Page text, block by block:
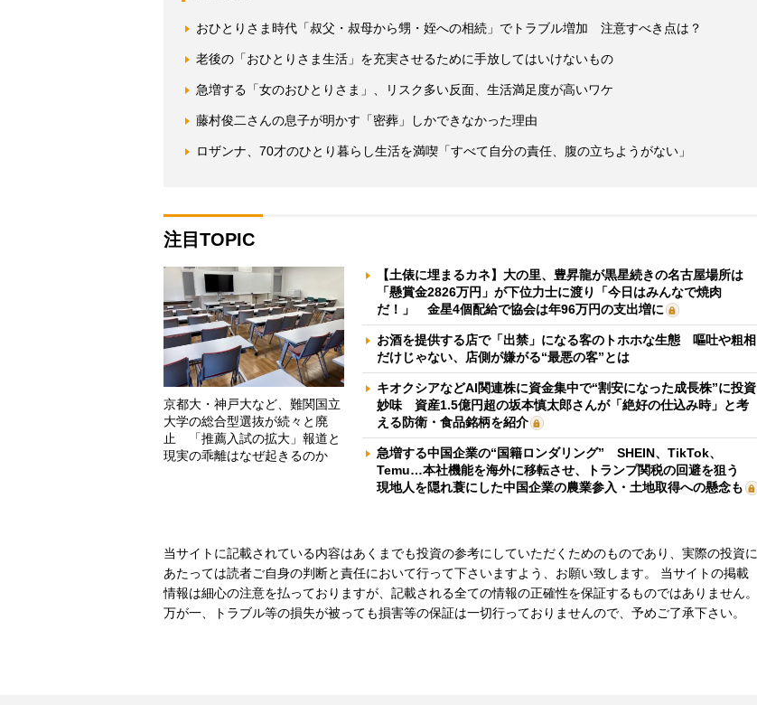
おひとりさま時代「叔父・叔母から甥・姪への相続」でトラブル増加 注意すべき点は？
老後の「おひとりさま生活」を充実させるために手放してはいけないもの
急増する「女のおひとりさま」、リスク多い反面、生活満足度が高いワケ
藤村俊二さんの息子が明かす「密葬」しかできなかった理由
ロザンナ、70才のひとり暮らし生活を満喫「すべて自分の責任、腹の立ちようがない」
注目TOPIC
京都大・神戸大など、難関国立
大学の総合型選抜が続々と廃
止 「推薦入試の拡大」報道と
現実の乖離はなぜ起きるのか
【土俵に埋まるカネ】大の里、豊昇龍が黒星続きの名古屋場所は
「懸賞金2826万円」が下位力士に渡り「今日はみんなで焼肉
だ！」 金星4個配給で協会は年96万円の支出増に
お酒を提供する店で「出禁」になる客のトホホな生態 嘔吐や粗相
だけじゃない、店側が嫌がる“最悪の客”とは
キオクシアなどAI関連株に資金集中で“割安になった成長株”に投資
妙味 資産1.5億円超の坂本慎太郎さんが「絶好の仕込み時」と考
える防衛・食品銘柄を紹介
急増する中国企業の“国籍ロンダリング” SHEIN、TikTok、
Temu…本社機能を海外に移転させ、トランプ関税の回避を狙う
現地人を隠れ蓑にした中国企業の農業参入・土地取得への懸念も
当サイトに記載されている内容はあくまでも投資の参考にしていただくためのものであり、実際の投資に
あたっては読者ご自身の判断と責任において行って下さいますよう、お願い致します。 当サイトの掲載
情報は細心の注意を払っておりますが、記載される全ての情報の正確性を保証するものではありません。
万が一、トラブル等の損失が被っても損害等の保証は一切行っておりませんので、予めご了承下さい。